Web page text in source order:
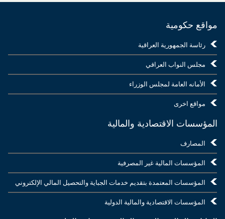
مواقع حكومية
رئاسة الجمهورية العراقية
مجلس النواب العراقي
الأمانه العامة لمجلس الوزراء
مواقع اخرى
المؤسسات الاقتصادية والمالية
المصارف
المؤسسات المالية غير المصرفية
المؤسسات المعتمدة بتقديم خدمات الجباية والتحصيل المالي الإلكتروني
المؤسسات الاقتصادية والمالية الدولية